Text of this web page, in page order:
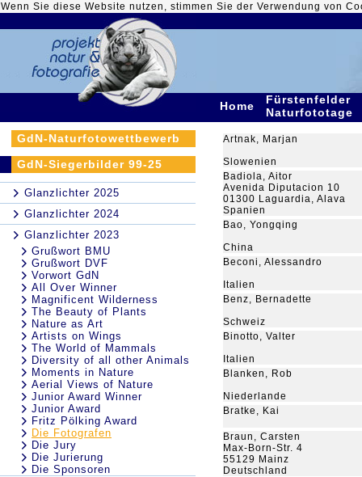
Wenn Sie diese Website nutzen, stimmen Sie der Verwendung von
Home
Fürstenfelder
Naturfototage
GdN-Naturfotowettbewerb
GdN-Siegerbilder 99-25
Glanzlichter 2025
Glanzlichter 2024
Glanzlichter 2023
Grußwort BMU
Grußwort DVF
Vorwort GdN
All Over Winner
Magnificent Wilderness
The Beauty of Plants
Nature as Art
Artists on Wings
The World of Mammals
Diversity of all other Animals
Moments in Nature
Aerial Views of Nature
Junior Award Winner
Junior Award
Fritz Pölking Award
Die Fotografen
Die Jury
Die Jurierung
Die Sponsoren
Artnak, Marjan
Slowenien
Badiola, Aitor
Avenida Diputacion 10
01300 Laguardia, Alava
Spanien
Bao, Yongqing
China
Beconi, Alessandro
Italien
Benz, Bernadette
Schweiz
Binotto, Valter
Italien
Blanken, Rob
Niederlande
Bratke, Kai
Braun, Carsten
Max-Born-Str. 4
55129 Mainz
Deutschland